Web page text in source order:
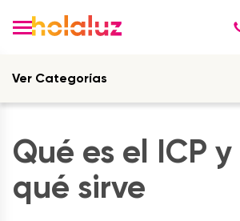
Ver Categorías
Qué es el ICP
qué sirve